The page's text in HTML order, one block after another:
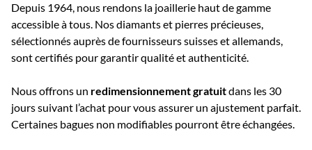
Depuis 1964, nous rendons la joaillerie haut de gamme
accessible à tous. Nos diamants et pierres précieuses,
sélectionnés auprès de fournisseurs suisses et allemands,
sont certifiés pour garantir qualité et authenticité.
Nous offrons un redimensionnement gratuitdans les 30
jours suivant l’achat pour vous assurer un ajustement parfait.
Certaines bagues non modifiables pourront être échangées.